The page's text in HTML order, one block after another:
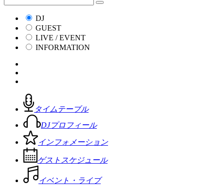
DJ
GUEST
LIVE / EVENT
INFORMATION
タイムテーブル
DJプロフィール
インフォメーション
ゲストスケジュール
イベント・ライブ